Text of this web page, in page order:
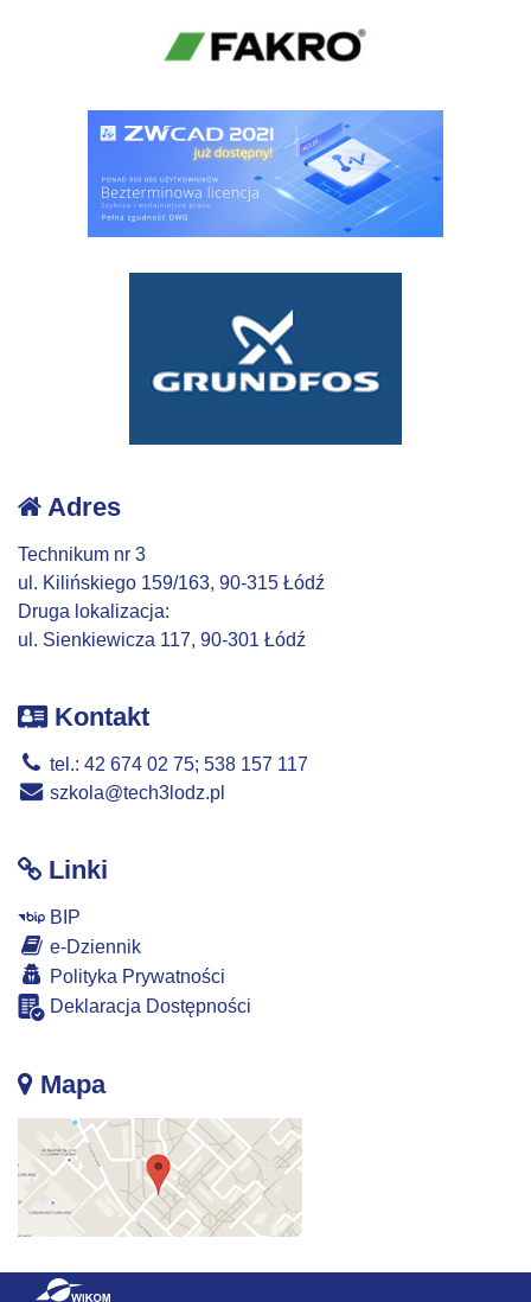
Adres
Technikum nr 3
ul. Kilińskiego 159/163, 90-315 Łódź
Druga lokalizacja:
ul. Sienkiewicza 117, 90-301 Łódź
Kontakt
tel.: 42 674 02 75; 538 157 117
szkola@tech3lodz.pl
Linki
BIP
e-Dziennik
Polityka Prywatności
Deklaracja Dostępności
Mapa